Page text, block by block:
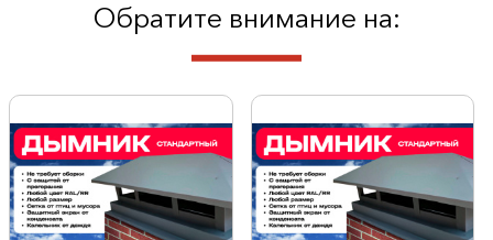
Обратите внимание на: